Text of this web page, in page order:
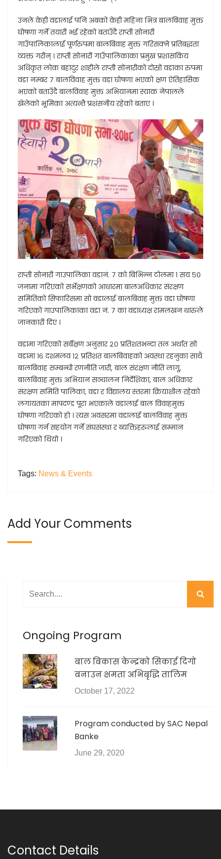
उनले केही वडालाई पनि अबको केही महिना भित्र बालबिवाह मुक्त
घोषणा गर्ने तयारी भई रहेको बताउँदै राप्ती सोनारी
गाउँपालिकालाई पूर्णरुपमा बालबिवाह मुक्त गरिसक्ने प्रतिबद्धता
व्यक्त गरीन् । राप्ती सोनारी गाउँपालिकाका प्रमुख प्रशासकिय
अधिकृत लोक बहादुर शाहीले राप्ती सोनारीको दोस्रो वडाका रुपमा
वडा नम्बर ७ बालविवाह मुक्त वडा घोषणा भएको क्षण ऐतिहासिक
भएको बताउँदै बालविवाह मुक्त अभियानमा स्याक नेपालले
खेलेको भूमिका अत्यन्तै प्रशंसनीय रहेको बताए ।
राप्ती सोनारी गाउपालिका वडानं. ७ को बिभिन्न टोलमा १ सय ५०
जनामा गरिएको सर्भेक्षणको आधारमा बालअधिकार संरक्षण
समितिको सिफारिसमा सो वडालाई बालबिवाह मुक्त वडा घोषणा
गरिएको गाउपालिकाका वडा नं. ७ का वडाध्यक्ष रामलखन थारुले
जानकारी दिए ।
वडामा गरिएको सर्बेक्षण अनुसार २० प्रतिशतभन्दा तल अर्थात सो
वडामा १६ दशमलव १२ प्रतिशत बालबिवाहको अवस्था रहनुका साथै
बालबिवाह सम्बन्धी रणनीति जारी, बाल संरक्षण नीति लागू,
बालबिवाह मुक्त अभियान सञ्चालन निर्देशिका, बाल अधिकार
संरक्षण समिति पालिका, वडा र विद्यालय स्तरमा क्रियाशील रहेको
लगायतका मापदण्ड पूरा भएकाले वडालाई बाल विवाहमुक्त
घोषणा गरिएको हो । त्यस अवसरमा वडालाई बालविवाह मुक्त
घोषणा गर्न सहयोग गर्ने संघसंस्था र ब्यक्तिहरुलाई सम्मान
गरिएको थियो ।
Tags: News & Events
Add Your Comments
Ongoing Program
बाल बिकास केन्द्रको सिकाई दिगो
बनाउन क्षमता अभिबृद्धि तालिम
October 17, 2022
Program conducted by SAC Nepal
Banke
June 29, 2020
Contact Details